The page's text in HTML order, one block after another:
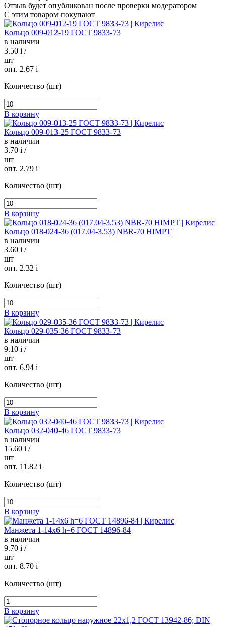
Отзыв будет опубликован после проверки модератором
С этим товаром покупают
Кольцо 009-012-19 ГОСТ 9833-73
в наличии
3.50 i /
шт
опт. 2.67 i
Количество (шт)
В корзину
Кольцо 009-013-25 ГОСТ 9833-73
в наличии
3.70 i /
шт
опт. 2.79 i
Количество (шт)
В корзину
Кольцо 018-024-36 (017.04-3.53) NBR-70 HIMPT
в наличии
3.60 i /
шт
опт. 2.32 i
Количество (шт)
В корзину
Кольцо 029-035-36 ГОСТ 9833-73
в наличии
9.10 i /
шт
опт. 6.94 i
Количество (шт)
В корзину
Кольцо 032-040-46 ГОСТ 9833-73
в наличии
15.60 i /
шт
опт. 11.82 i
Количество (шт)
В корзину
Манжета 1-14х6 h=6 ГОСТ 14896-84
в наличии
9.70 i /
шт
опт. 8.70 i
Количество (шт)
В корзину